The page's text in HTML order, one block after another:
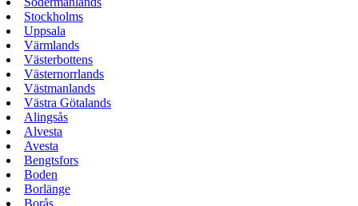
Stockholms
Uppsala
Värmlands
Västerbottens
Västernorrlands
Västmanlands
Västra Götalands
Alingsås
Alvesta
Avesta
Bengtsfors
Boden
Borlänge
Borås